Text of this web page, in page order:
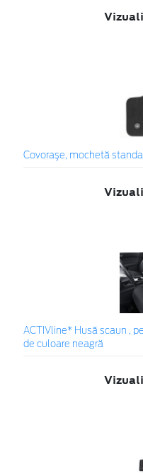
Covoraşe, mochetă
ACTIVline* Husă scaun ,
de culoare neagră